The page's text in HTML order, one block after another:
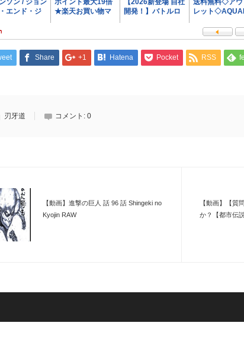
Share +1 Hatena Pocket RSS
刃牙道 コメント: 0
【動画】進撃の巨人 話 96 話 Shingeki no
Kyojin RAW
【動画】【質
か？【都市伝